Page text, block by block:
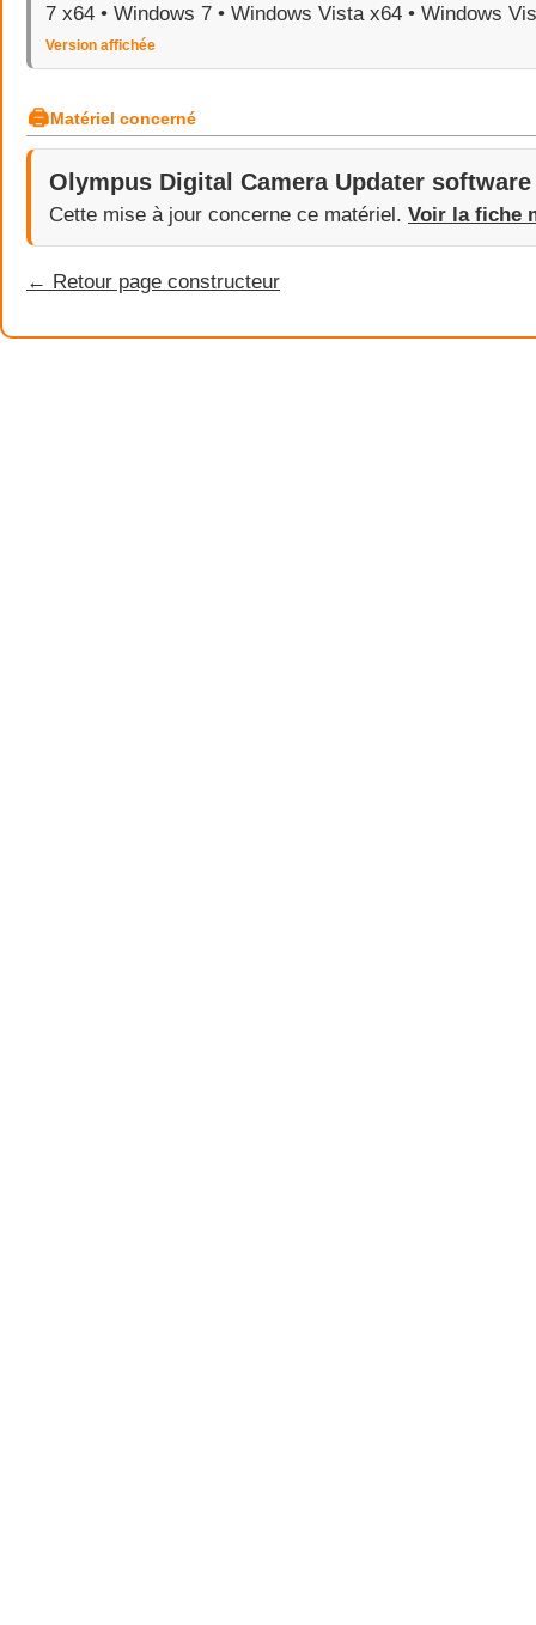
7 x64 • Windows 7 • Windows Vista x64 • Windows
Version affichée
🖨Matériel concerné
Olympus Digital Camera Updater software
Cette mise à jour concerne ce matériel. Voir la fiche
← Retour page constructeur